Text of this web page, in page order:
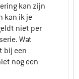
kan zijn
kan ik je
niet per
Wat
bij een
nog een